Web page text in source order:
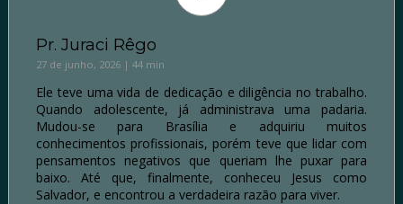
Pr. Juraci Rêgo
27 de junho, 2026 | 44 min
Ele teve uma vida de dedicação e diligência no trabalho.
Quando adolescente, já administrava uma padaria.
Mudou-se para Brasília e adquiriu muitos
conhecimentos profissionais, porém teve que lidar com
pensamentos negativos que queriam lhe puxar para
baixo. Até que, finalmente, conheceu Jesus como
Salvador, e encontrou a verdadeira razão para viver.